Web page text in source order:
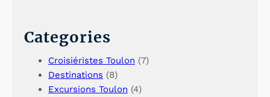
Categories
Croisiéristes Toulon (7)
Destinations (8)
Excursions Toulon (4)